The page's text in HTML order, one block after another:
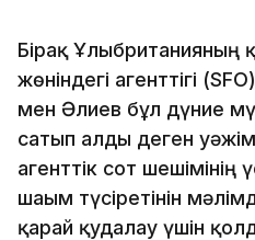
Бірақ Ұлыбританияның
жөніндегі агенттігі
мен Әлиев бұл дүние
сатып алды деген
агенттік сот шешімінің
шағым түсіретінін
қарай қудалау үшін